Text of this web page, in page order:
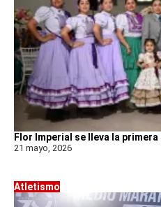
Flor Imperial se lleva la
21 mayo, 2026
Atletismo